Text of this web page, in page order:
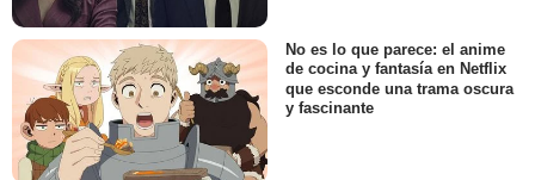
No es lo que parece: el anime
de cocina y fantasía en Netflix
que esconde una trama oscura
y fascinante